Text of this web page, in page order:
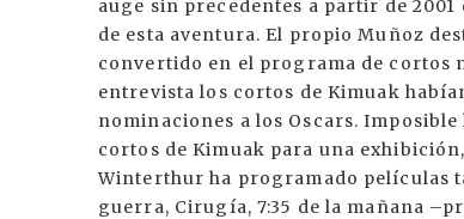
auge sin precedentes a partir de
de esta aventura. El propio Muñoz
convertido en el programa de cortos
entrevista los cortos de Kimuak
nominaciones a los Oscars.
cortos de Kimuak para una
Winterthur ha programado películas
guerra, Cirugía, 7:35 de la mañana